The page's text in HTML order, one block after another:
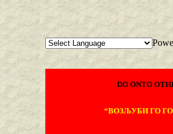
DO ONTO
“ВОЗЉУБИ ГО